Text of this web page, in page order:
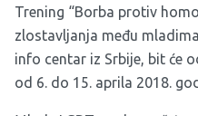
Trening “Borba protiv
zlostavljanja među
info centar iz Srbije, bit će
od 6. do 15. aprila 2018.